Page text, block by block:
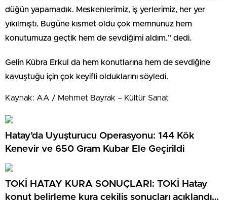
düğün yapamadık. Meskenlerimiz, iş yerlerimiz, her yer
yıkılmıştı. Bugüne kısmet oldu çok memnunuz hem
konutumuza geçtik hem de sevdiğimi aldım.” dedi.
Gelin Kübra Erkul da hem konutlarına hem de sevdiğine
kavuştuğu için çok keyifli olduklarını söyledi.
Kaynak: AA / Mehmet Bayrak – Kültür Sanat
Hatay’da Uyuşturucu Operasyonu: 144 Kök
Kenevir ve 650 Gram Kubar Ele Geçirildi
TOKİ HATAY KURA SONUÇLARI: TOKİ Hatay
konut belirleme kura çekiliş sonuçları açıklandı